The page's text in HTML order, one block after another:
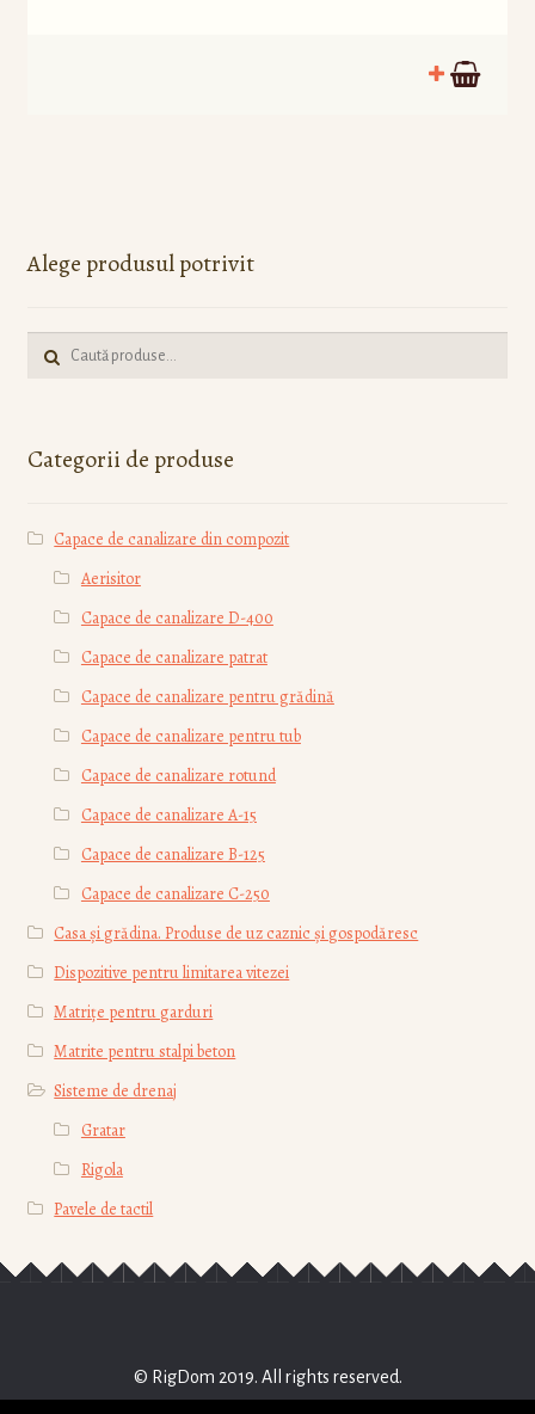
Alege produsul potrivit
Caută:
Categorii de produse
Capace de canalizare din compozit
Aerisitor
Capace de canalizare D-400
Capace de canalizare patrat
Capace de canalizare pentru grădină
Capace de canalizare pentru tub
Capace de canalizare rotund
Capace de canalizare А-15
Capace de canalizare В-125
Capace de canalizare С-250
Casa și grădina. Produse de uz caznic și gospodăresc
Dispozitive pentru limitarea vitezei
Matrițe pentru garduri
Matrite pentru stalpi beton
Sisteme de drenaj
Gratar
Rigola
Pavele de tactil
© RigDom 2019. All rights reserved.